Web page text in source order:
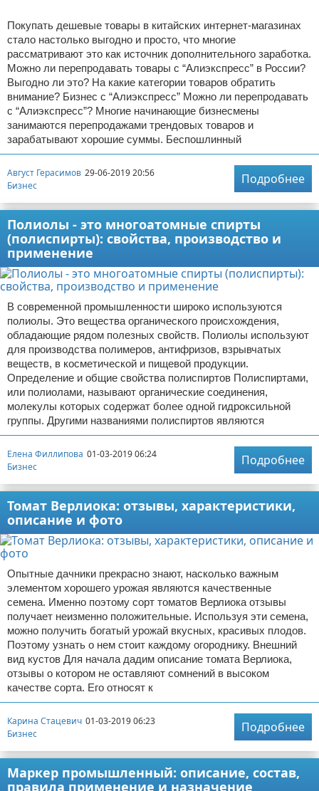
Покупать дешевые товары в китайских интернет-магазинах
стало настолько выгодно и просто, что многие
рассматривают это как источник дополнительного заработка.
Можно ли перепродавать товары с “Алиэкспресс” в России?
Выгодно ли это? На какие категории товаров обратить
внимание? Бизнес с “Алиэкспресс” Можно ли перепродавать
с “Алиэкспресс”? Многие начинающие бизнесмены
занимаются перепродажами трендовых товаров и
зарабатывают хорошие суммы. Беспошлинный
Август Герасимов 29-06-2019 20:56
Бизнес
Подробнее
Полиолы - это многоатомные спирты
(полиспирты): свойства, производство и
применение
В современной промышленности широко используются
полиолы. Это вещества органического происхождения,
обладающие рядом полезных свойств. Полиолы используют
для производства полимеров, антифризов, взрывчатых
веществ, в косметической и пищевой продукции.
Определение и общие свойства полиспиртов Полиспиртами,
или полиолами, называют органические соединения,
молекулы которых содержат более одной гидроксильной
группы. Другими названиями полиспиртов являются
Елена Филлипова 01-03-2019 06:24
Бизнес
Подробнее
Томат Верлиока: отзывы, характеристики,
описание и фото
Опытные дачники прекрасно знают, насколько важным
элементом хорошего урожая являются качественные
семена. Именно поэтому сорт томатов Верлиока отзывы
получает неизменно положительные. Используя эти семена,
можно получить богатый урожай вкусных, красивых плодов.
Поэтому узнать о нем стоит каждому огороднику. Внешний
вид кустов Для начала дадим описание томата Верлиока,
отзывы о котором не оставляют сомнений в высоком
качестве сорта. Его относят к
Карина Стацевич 01-03-2019 06:23
Бизнес
Подробнее
Маркер промышленный: описание, состав,
правила применение и назначение